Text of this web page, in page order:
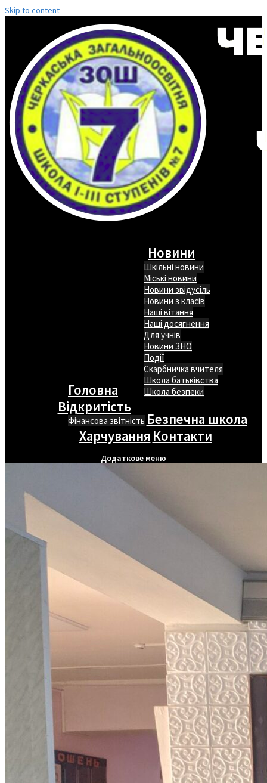
Skip to content
Головна
Новини
Шкільні новини
Міські новини
Новини звідусіль
Новини з класів
Наші вітання
Наші досягнення
Для учнів
Новини ЗНО
Події
Скарбничка вчителя
Школа батьківства
Школа безпеки
Відкритість
Фінансова звітність Безпечна школа
Харчування Контакти
Додаткове меню